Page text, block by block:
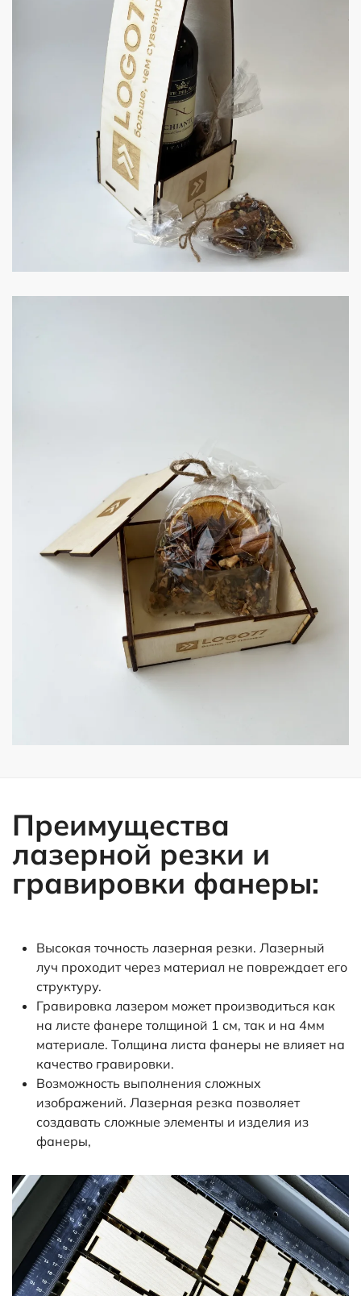
Преимущества
лазерной резки и
гравировки фанеры:
Высокая точность лазерная резки. Лазерный
луч проходит через материал не повреждает его
структуру.
Гравировка лазером может производиться как
на листе фанере толщиной 1 см, так и на 4мм
материале. Толщина листа фанеры не влияет на
качество гравировки.
Возможность выполнения сложных
изображений. Лазерная резка позволяет
создавать сложные элементы и изделия из
фанеры,